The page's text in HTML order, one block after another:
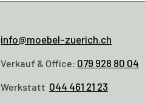
info@moebel-zuerich.ch
Verkauf & Office: 079 928 80 04
Werkstatt 044 461 21 23